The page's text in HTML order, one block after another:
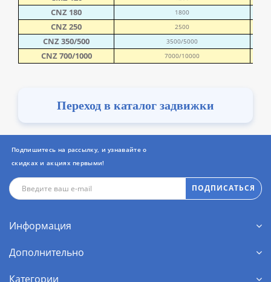
СNZ 180 1800
СNZ 250 2500
СNZ 350/500 3500/5000
СNZ 700/1000 7000/10000
Переход в каталог задвижки
Подпишитесь на рассылку, и узнавайте о
скидках и акциях первыми!
ПОДПИСАТЬСЯ
Информация
Дополнительно
Категории